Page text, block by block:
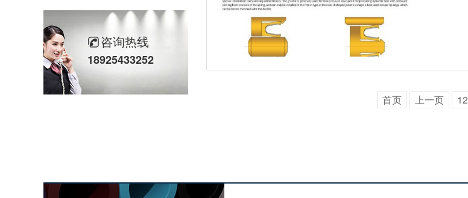
首页 上一页 12
咨询热线
18925433252